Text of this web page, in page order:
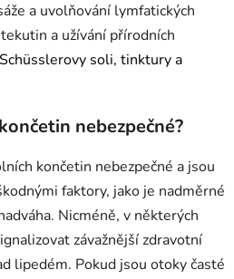
a uvolňování lymfatických
a užívání přírodních
Schüsslerovy soli, tinktury a
nebezpečné?
končetin nebezpečné a jsou
faktory, jako je nadměrné
Nicméně, v některých
závažnější zdravotní
lipedém. Pokud jsou otoky časté